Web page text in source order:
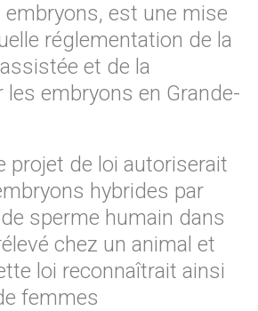
embryons, est une mise
réglementation de la
et de la
les embryons en Grande-
projet de loi autoriserait
hybrides par
sperme humain dans
chez un animal et
loi reconnaîtrait ainsi
femmes